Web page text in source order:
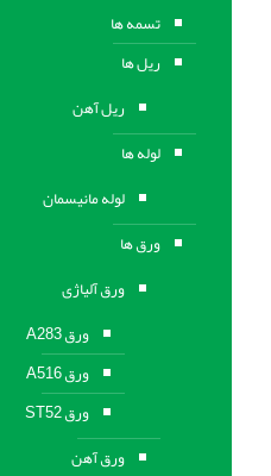
تسمه ها
ریل ها
ریل آهن
لوله ها
لوله مانیسمان
ورق ها
ورق آلیاژی
ورق A283
ورق A516
ورق ST52
ورق آهن